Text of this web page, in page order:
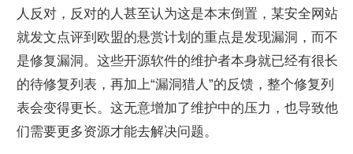
人反对，反对的人甚至认为这是本末倒置，某安全网站
就发文点评到欧盟的悬赏计划的重点是发现漏洞，而不
是修复漏洞。这些开源软件的维护者本身就已经有很长
的待修复列表，再加上“漏洞猎人”的反馈，整个修复列
表会变得更长。这无意增加了维护中的压力，也导致他
们需要更多资源才能去解决问题。